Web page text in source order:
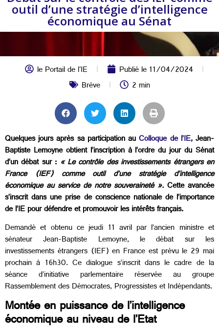
outil d’une stratégie d’intelligence
économique au Sénat
le Portail de l'IE Publié le11/04/2024
Brève
2 min
Quelques jours après sa participation auColloque de l’IE, Jean-
Baptiste Lemoyne obtient l’inscription à l’ordre du jour du Sénat
d’un débat sur : « Le contrôle des investissements étrangers en
France (IEF) comme outil d’une stratégie d’intelligence
économique au service de notre souveraineté ». Cette avancée
s’inscrit dans une prise de conscience nationale de l’importance
de l’IE pour défendre et promouvoir les intérêts français.
Demandé et obtenu ce jeudi 11 avril par l’ancien ministre et
sénateur Jean-Baptiste Lemoyne, le débat sur les
investissements étrangers (IEF) en France est prévu le 29 mai
prochain à 16h30. Ce dialogue s’inscrit dans le cadre de la
séance d’initiative parlementaire réservée au groupe
Rassemblement des Démocrates, Progressistes et Indépendants.
Montée en puissance de l’intelligence
économique au niveau de l’Etat